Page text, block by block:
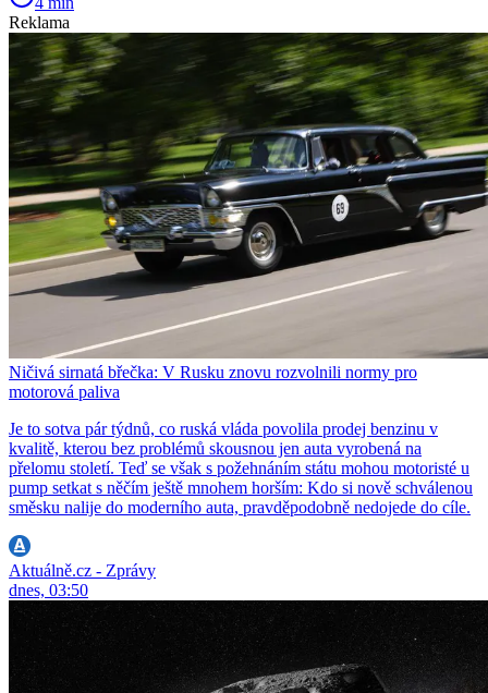
Reklama
Ničivá sirnatá břečka: V Rusku znovu rozvolnili normy pro
motorová paliva
Je to sotva pár týdnů, co ruská vláda povolila prodej benzinu v
kvalitě, kterou bez problémů skousnou jen auta vyrobená na
přelomu století. Teď se však s požehnáním státu mohou motoristé u
pump setkat s něčím ještě mnohem horším: Kdo si nově schválenou
směsku nalije do moderního auta, pravděpodobně nedojede do cíle.
Aktuálně.cz - Zprávy
dnes, 03:50